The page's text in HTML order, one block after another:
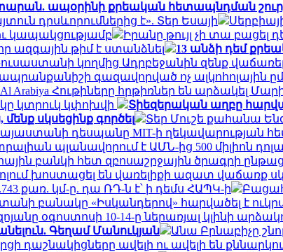
ապօրինի քրեական հետապնդման
դրսևորումներից է». Տեր Եսայի
կապակցությամբ
Իրանը թույլ չի տա բացել
ազգային թիմ է ստանձնել
13 անձի դեմ
կողմից Ադրբեջանին զենք
ապրանքանիշի գազավորված ոչ ալկոհոլային
Al Arabiya Հութիները հրթիռներ են արձակել
կտրուկ կփոխվի
Տիեզերական աղբը
սկսեցինք գործել
Տեր Մուշե քահանա
դեսպանը MIT-ի ղեկավարության
պլանավորում է ԱՄՆ-ից 500 միլիոն
բանկի հետ զբոսաշրջային ծրագրի
խոստացել են վառելիքի ազատ վաճառք
քառ. կմ-ը. դա ՌԴ-ն է՝ ի դեմս ՀԱՊԿ-ի
բանակը «Իսկանդերով» հարվածել է
օգոստոսի 10-14-ը ներառյալ կլինի
Գեղամ Մանուկյան
Անա Բրնաբիչը
դաշնակիցները ավելի ու ավելի են